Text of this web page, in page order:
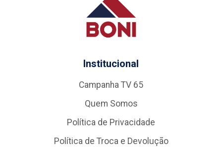
Institucional
Campanha TV 65
Quem Somos
Política de Privacidade
Política de Troca e Devolução